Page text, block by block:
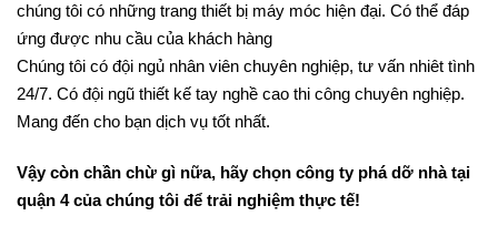
chúng tôi có những trang thiết bị máy móc hiện đại. Có thể đáp
ứng được nhu cầu của khách hàng
Chúng tôi có đội ngủ nhân viên chuyên nghiệp, tư vấn nhiêt tình
24/7. Có đội ngũ thiết kế tay nghề cao thi công chuyên nghiệp.
Mang đến cho bạn dịch vụ tốt nhất.
Vậy còn chần chừ gì nữa, hãy chọn công ty phá dỡ nhà tại
quận 4 của chúng tôi để trải nghiệm thực tế!